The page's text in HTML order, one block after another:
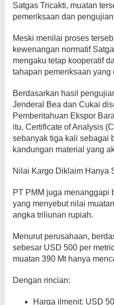
Satgas Tricakti, muatan
pemeriksaan dan
Meski menilai proses
kewenangan normatif
mengaku tetap kooperatif
tahapan pemeriksaan yang
Berdasarkan hasil
Jenderal Bea dan Cukai
Pemberitahuan Ekspor
itu, Certificate of Analysis
sebanyak tiga kali sebagai
kandungan material yang
Nilai Kargo Diklaim Hanya
PT PMM juga menanggapi
yang menyebut nilai
angka triliunan rupiah.
Menurut perusahaan,
sebesar USD 500 per
muatan 390 Mt hanya
Dengan rincian:
Harga ilmenit: USD